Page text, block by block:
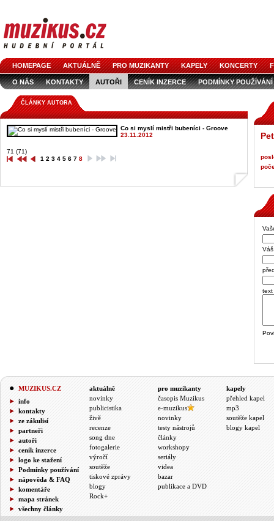
HOMEPAGE AKTUÁLNĚ PRO MUZIKANTY KAPELY KONCERTY
O NÁS KONTAKTY AUTOŘI CENÍK INZERCE PODMÍNKY POUŽÍVÁNÍ
LOGO KE STAŽENÍ
ČLÁNKY AUTORA
Co si myslí mistři bubeníci - Groove
23.11.2012
71 (71)
1 2 3 4 5 6 7 8
text
MUZIKUS.CZ
info
kontakty
ze zákulisí
partneři
autoři
ceník inzerce
logo ke stažení
Podmínky používání
nápověda & FAQ
komentáře
mapa stránek
všechny články
aktuálně
novinky
publicistika
živě
recenze
song dne
fotogalerie
výročí
soutěže
tiskové zprávy
blogy
Rock+
pro muzikanty
časopis Muzikus
e-muzikus
novinky
testy nástrojů
články
workshopy
seriály
videa
bazar
publikace a DVD
kapely
přehled kapel
mp3
soutěže kapel
blogy kapel